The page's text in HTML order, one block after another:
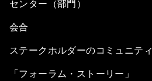
センター（部門）
会合
ステークホルダーのコミュニティ
「フォーラム・ストーリー」